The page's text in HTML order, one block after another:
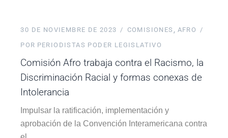
30 DE NOVIEMBRE DE 2023 COMISIONES
AFRO
POR PERIODISTAS PODER LEGISLATIVO
Comisión Afro trabaja contra el Racismo, la
Discriminación Racial y formas conexas de
Intolerancia
Impulsar la ratificación, implementación y
aprobación de la Convención Interamericana contra